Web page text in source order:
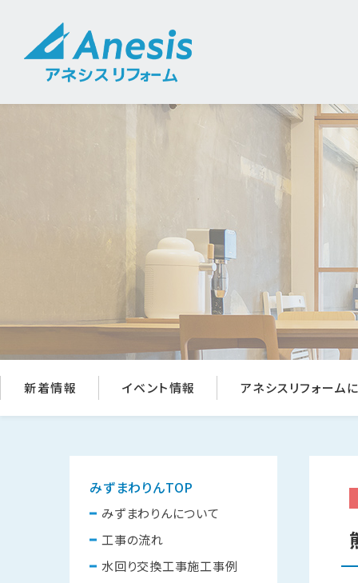
新着情報 イベント情報 アネシスリフォーム
みずまわりんTOP
みずまわりんについて
工事の流れ
水回り交換工事施工事例